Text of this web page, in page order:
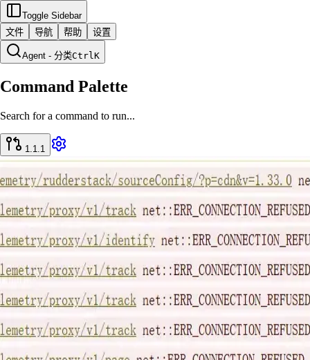
Toggle Sidebar
文件
导航 帮助 设置
Agent - 分类CtrlK
Command Palette
Search for a command to run...
1.1.1